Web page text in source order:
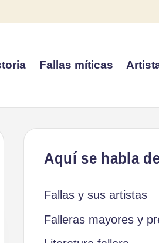
Fallas míticas
Aquí se habla
Fallas y sus artistas
Falleras mayores y